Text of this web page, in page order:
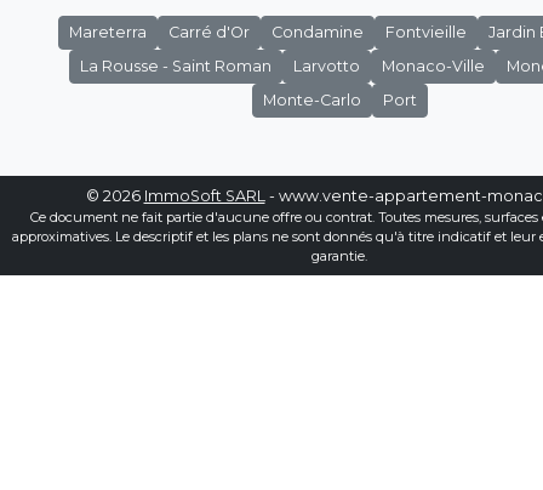
Mareterra Carré d'Or Condamine Fontvieille
Jardin
La Rousse - Saint Roman
Larvotto Monaco-Ville
Monte-Carlo
Port
© 2026 ImmoSoft SARL- www.vente-appartement-
Ce document ne fait partie d'aucune offre ou contrat. Toutes mesures, surfaces
approximatives. Le descriptif et les plans ne sont donnés qu'à titre indicatif et leur
garantie.